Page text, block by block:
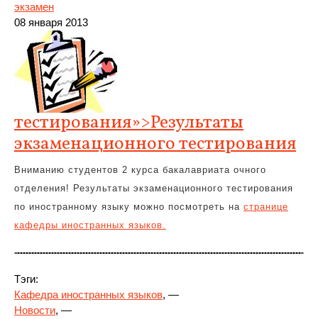
экзамен
08 января 2013
тестирования»>Результаты
экзаменационного тестирования
Вниманию студентов 2 курса бакалавриата очного
отделения! Результаты экзаменационного тестирования
по иностранному языку можно посмотреть на странице
кафедры иностранных языков.
Тэги:
Кафедра иностранных языков, —
Новости, —